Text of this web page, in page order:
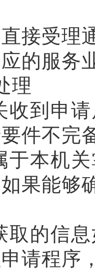
受理通
的服务
理
申请
件不完
机关
果能够
信息
请程序